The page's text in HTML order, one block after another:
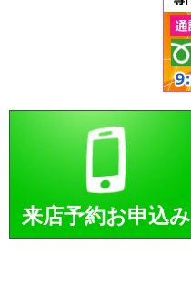
来店予約お申込み